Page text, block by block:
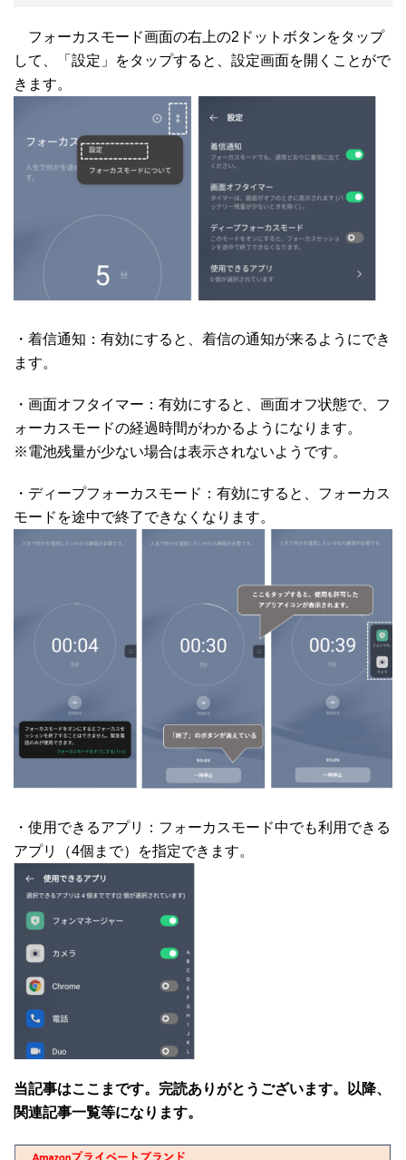
フォーカスモード画面の右上の2ドットボタンをタップ
して、「設定」をタップすると、設定画面を開くことがで
きます。
・着信通知：有効にすると、着信の通知が来るようにでき
ます。
・画面オフタイマー：有効にすると、画面オフ状態で、フ
ォーカスモードの経過時間がわかるようになります。
※電池残量が少ない場合は表示されないようです。
・ディープフォーカスモード：有効にすると、フォーカス
モードを途中で終了できなくなります。
・使用できるアプリ：フォーカスモード中でも利用できる
アプリ（4個まで）を指定できます。
当記事はここまです。完読ありがとうございます。以降、
関連記事一覧等になります。